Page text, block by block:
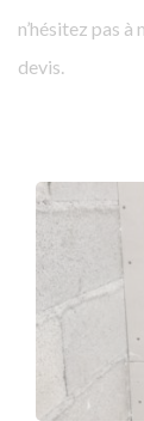
n’hésitez pas
devis.